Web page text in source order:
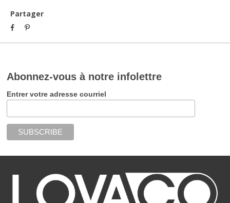
Partager
Abonnez-vous à notre infolettre
Entrer votre adresse courriel